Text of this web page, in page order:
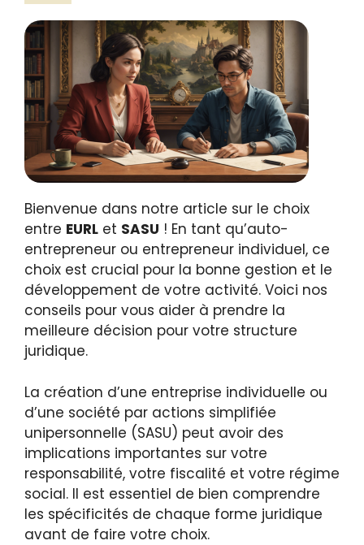
Bienvenue dans notre article sur le choix
entre EURL et SASU ! En tant qu’auto-
entrepreneur ou entrepreneur individuel, ce
choix est crucial pour la bonne gestion et le
développement de votre activité. Voici nos
conseils pour vous aider à prendre la
meilleure décision pour votre structure
juridique.
La création d’une entreprise individuelle ou
d’une société par actions simplifiée
unipersonnelle (SASU) peut avoir des
implications importantes sur votre
responsabilité, votre fiscalité et votre régime
social. Il est essentiel de bien comprendre
les spécificités de chaque forme juridique
avant de faire votre choix.